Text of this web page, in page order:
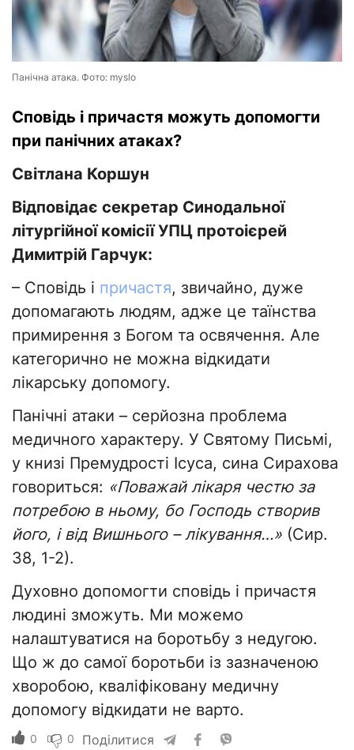
Панічна атака. Фото: myslo
Сповідь і причастя можуть допомогти
при панічних атаках?
Світлана Коршун
Відповідає секретар Синодальної
літургійної комісії УПЦ протоієрей
Димитрій Гарчук:
– Сповідь і причастя, звичайно, дуже
допомагають людям, адже це таїнства
примирення з Богом та освячення. Але
категорично не можна відкидати
лікарську допомогу.
Панічні атаки – серйозна проблема
медичного характеру. У Святому Письмі,
у книзі Премудрості Ісуса, сина Сирахова
говориться: «Поважай лікаря честю за
потребою в ньому, бо Господь створив
його, і від Вишнього – лікування…» (Сир.
38, 1-2).
Духовно допомогти сповідь і причастя
людині зможуть. Ми можемо
налаштуватися на боротьбу з недугою.
Що ж до самої боротьби із зазначеною
хворобою, кваліфіковану медичну
допомогу відкидати не варто.
0 0 Поділитися